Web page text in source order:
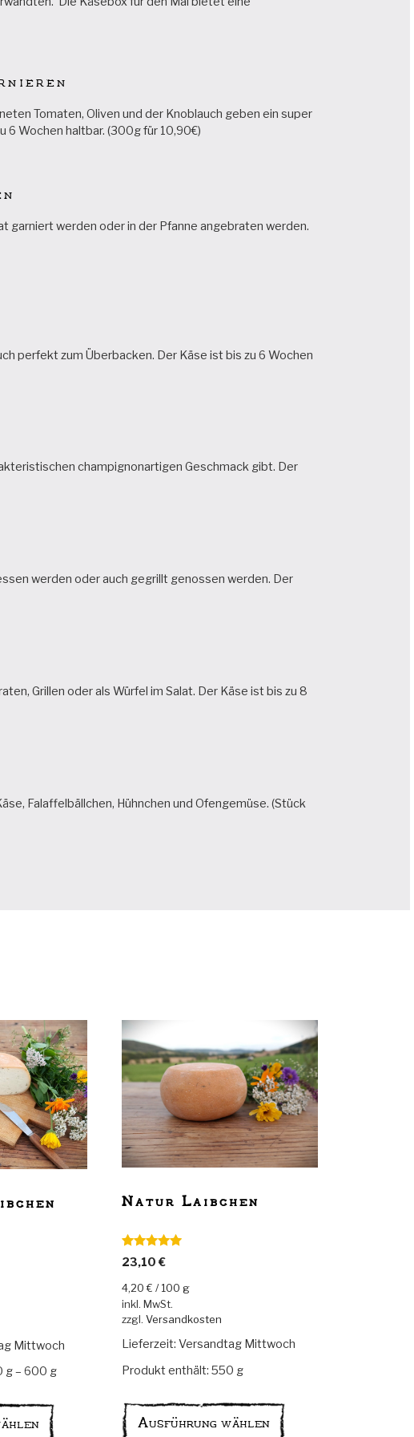
Tomaten, Oliven und der Knoblauch geben ein super
6 Wochen haltbar. (300g für 10,90€)
garniert werden oder in der Pfanne angebraten werden.
perfekt zum Überbacken. Der Käse ist bis zu 6 Wochen
champignonartigen Geschmack gibt. Der
werden oder auch gegrillt genossen werden. Der
Grillen oder als Würfel im Salat. Der Käse ist bis zu 8
Falaffelbällchen, Hühnchen und Ofengemüse. (Stück
Mittwoch
g– 600 g
Produkt
Natur Laibchen
Bewertet mit
5.00von 5
23,10 €
4,20€ /100 g
inkl. MwSt.
zzgl. Versandkosten
Lieferzeit: Versandtag Mittwoch
Produkt enthält: 550 g
Ausführung wählen
Produkt